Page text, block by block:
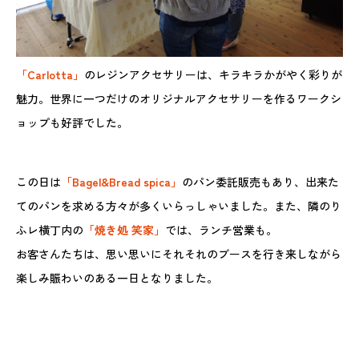
「Carlotta」 のレジンアクセサリーは、キラキラかがやく彩りが
魅力。世界に一つだけのオリジナルアクセサリーを作るワークシ
ョップも好評でした。
この日は 「Bagel&Bread spica」 のパン委託販売もあり、出来た
てのパンを求める方々が多くいらっしゃいました。また、隣のり
ふレ横丁内の 「焼き処 笑家」 では、ランチ営業も。
お客さんたちは、思い思いにそれそれのブースを行き来しながら
楽しみ賑わいのある一日となりました。